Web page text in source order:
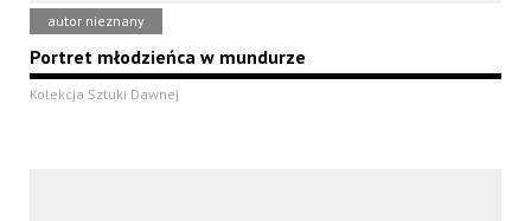
autor nieznany
Portret młodzieńca w mundurze
Kolekcja Sztuki Dawnej